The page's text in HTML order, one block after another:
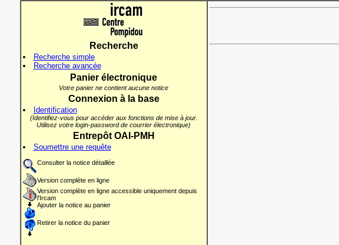
Recherche
Recherche simple
Recherche avancée
Panier électronique
Votre panier ne contient aucune notice
Connexion à la base
Identification
(Identifiez-vous pour accéder aux fonctions de mise à jour.
Utilisez votre login-password de courrier électronique)
Entrepôt OAI-PMH
Soumettre une requête
Consulter la notice détaillée
Version complète en ligne
Version complète en ligne accessible uniquement depuis
l'Ircam
Ajouter la notice au panier
Retirer la notice du panier